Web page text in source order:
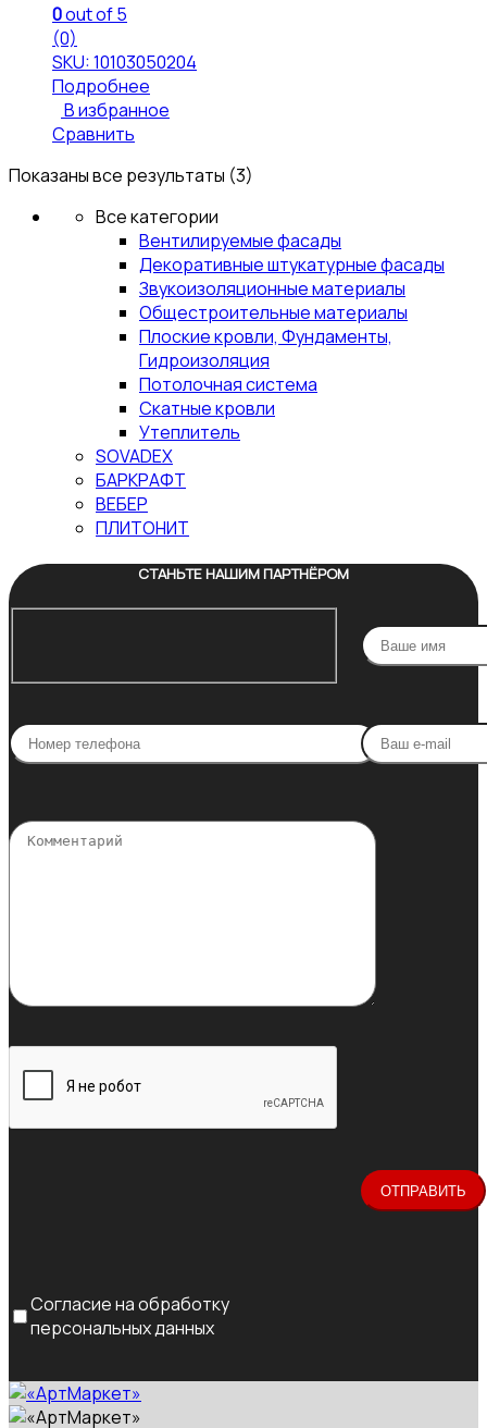
0out of 5
(0)
SKU: 10103050204
Подробнее
В избранное
Сравнить
Показаны все результаты (3)
Все категории
Вентилируемые фасады
Декоративные штукатурные фасады
Звукоизоляционные материалы
Общестроительные материалы
Плоские кровли, Фундаменты,
Гидроизоляция
Потолочная система
Скатные кровли
Утеплитель
SOVADEX
БАРКРАФТ
ВЕБЕР
ПЛИТОНИТ
СТАНЬТЕ НАШИМ ПАРТНЁРОМ
Согласие на обработку
персональных данных